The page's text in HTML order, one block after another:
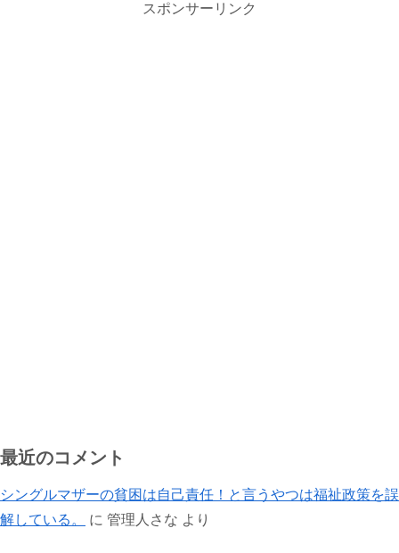
スポンサーリンク
最近のコメント
シングルマザーの貧困は自己責任！と言うやつは福祉政策を誤
解している。
に 管理人さな より